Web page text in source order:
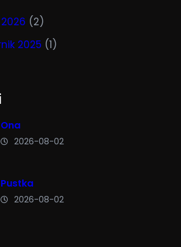
(2)
2025 (1)
Ona
2026-08-02
Pustka
2026-08-02